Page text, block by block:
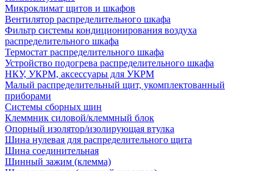
Микроклимат щитов и шкафов
Вентилятор распределительного шкафа
Фильтр системы кондиционирования воздуха
распределительного шкафа
Термостат распределительного шкафа
Устройство подогрева распределительного шкафа
НКУ, УКРМ, аксессуары для УКРМ
Малый распределительный щит, укомплектованный
приборами
Системы сборных шин
Клеммник силовой/клеммный блок
Опорный изолятор/изолирующая втулка
Шина нулевая для распределительного щита
Шина соединительная
Шинный зажим (клемма)